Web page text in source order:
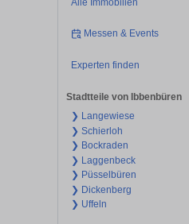
Alle Immobilien
Messen & Events
Experten finden
Stadtteile von Ibbenbüren
❯ Langewiese
❯ Schierloh
❯ Bockraden
❯ Laggenbeck
❯ Püsselbüren
❯ Dickenberg
❯ Uffeln